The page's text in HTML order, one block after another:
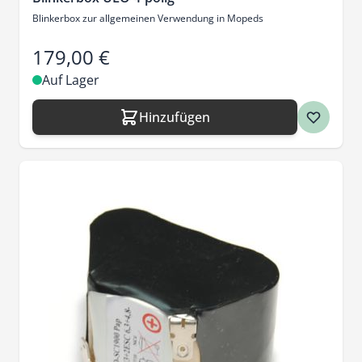
Blinkerbox zur allgemeinen Verwendung in Mopeds
179,00 €
Auf Lager
Hinzufügen